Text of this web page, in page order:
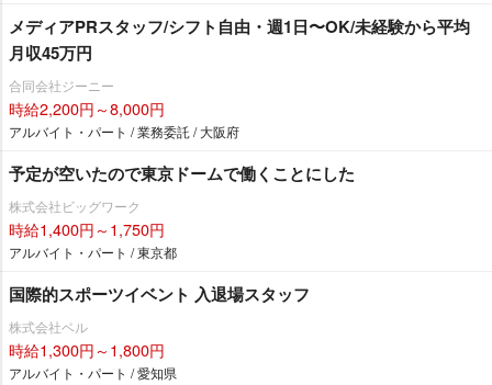
メディアPRスタッフ/シフト自由・週1日〜OK/未経験から平均
月収45万円
合同会社ジーニー
時給2,200円～8,000円
アルバイト・パート / 業務委託 / 大阪府
予定が空いたので東京ドームで働くことにした
株式会社ビッグワーク
時給1,400円～1,750円
アルバイト・パート / 東京都
国際的スポーツイベント 入退場スタッフ
株式会社ベル
時給1,300円～1,800円
アルバイト・パート / 愛知県